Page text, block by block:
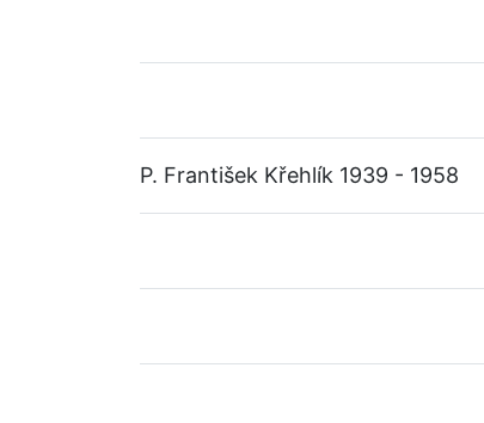
P. František Křehlík 1939 - 1958